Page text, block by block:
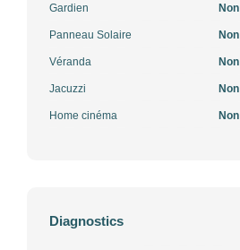
Gardien Non
Panneau Solaire Non
Véranda Non
Jacuzzi Non
Home cinéma Non
Diagnostics